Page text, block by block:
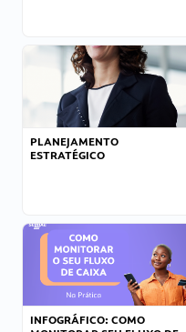
PLANEJAMENTO
ESTRATÉGICO
INFOGRÁFICO: COMO